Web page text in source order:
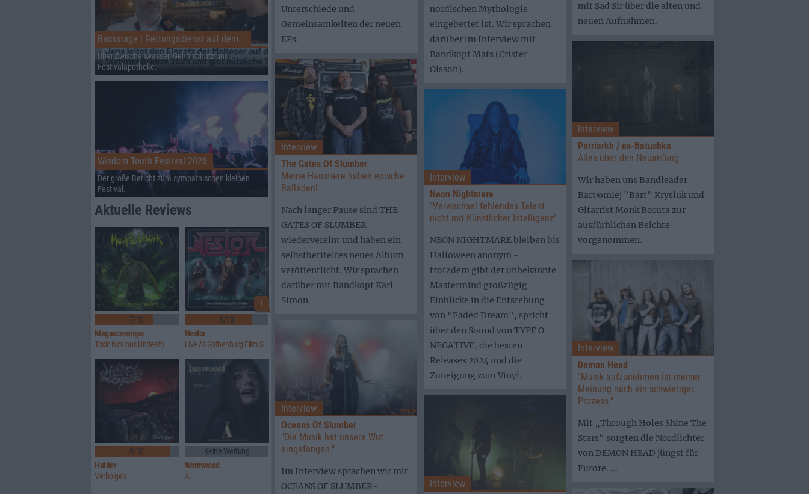
Unterschiede und
Gemeinsamkeiten der neuen
EPs.
nordischen Mythologie
eingebettet ist. Wir sprachen
darüber im Interview mit
Bandkopf Mats (Crister
Olsson).
mit Sad Sir über die alten und
neuen Aufnahmen.
Interview
Patriarkh / ex-Batushka
Alles über den Neuanfang
Wir haben uns Bandleader
Bartłomiej "Bart" Krysiuk und
Gitarrist Monk Boruta zur
ausfürhlichen Beichte
vorgenommen.
Interview
The Gates Of Slumber
Meine Haustiere haben epische
Balladen!
Nach langer Pause sind THE
GATES OF SLUMBER
wiedervereint und haben ein
selbstbetiteltes neues Album
veröffentlicht. Wir sprachen
darüber mit Bandkopf Karl
Simon.
Interview
Neon Nightmare
"Verwechsel fehlendes Talent
nicht mit Künstlicher Intelligenz"
NEON NIGHTMARE bleiben bis
Halloween anonym -
trotzdem gibt der unbekannte
Mastermind großzügig
Einblicke in die Entstehung
von "Faded Dream", spricht
über den Sound von TYPE O
NEGATIVE, die besten
Releases 2024 und die
Zuneigung zum Vinyl.
Interview
Demon Head
"Musik aufzunehmen ist meiner
Meinung nach ein schwieriger
Prozess."
Mit „Through Holes Shine The
Stars“ sorgten die Nordlichter
von DEMON HEAD jüngst für
Furore. ...
Interview
Oceans Of Slumber
"Die Musik hat unsere Wut
eingefangen."
Im Interview sprachen wir mit
OCEANS OF SLUMBER-
Interview
Backstage | Rettungsdienst auf dem Summer Breeze
Über Zwischenwasser, Gehörschutz und
Festivalapotheke.
Wisdom Tooth Festival 2026
Der große Bericht zum sympathischen kleinen
Festival.
Aktuelle Reviews
7/10
Megascavenger
Toxic Noxious Undeath
1
8/10
Nestor
Live At Gothenburg Film Studios
9/10
Hulder
Verbolgen
Keine Wertung
Wormwood
Å